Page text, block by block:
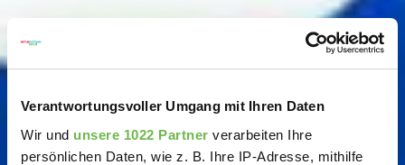
Verantwortungsvoller Umgang mit Ihren Daten
Wir und unsere 1022 Partner verarbeiten Ihre
persönlichen Daten, wie z. B. Ihre IP-Adresse, mithilfe